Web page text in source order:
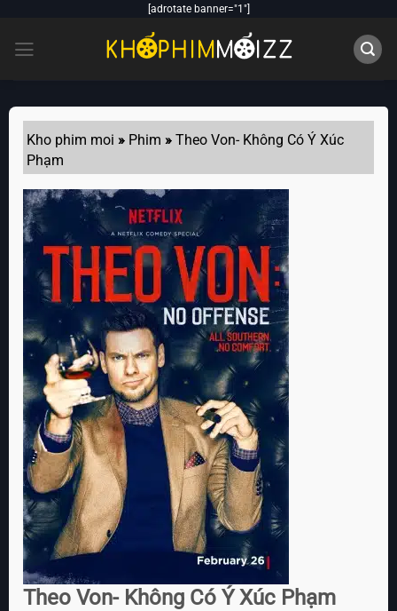
content
[adrotate banner="1"]
Kho phim moi » Phim »Theo Von- Không Có Ý Xúc
Phạm
Theo Von- Không Có Ý Xúc Phạm